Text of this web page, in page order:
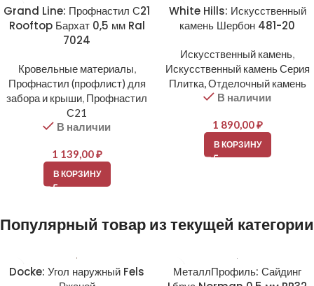
Grand Line: Профнастил С21
Rooftop Бархат 0,5 мм Ral
7024
Кровельные материалы,
Профнастил (профлист) для
забора и крыши, Профнастил
С21
В наличии
1 139,00₽
В КОРЗИНУ
White Hills: Искусственный
камень Шербон 481-20
Искусственный камень,
Искусственный камень Серия
Плитка, Отделочный камень
В наличии
1 890,00₽
В КОРЗИНУ
Популярный товар из текущей категории
Docke: Угол наружный Fels
МеталлПрофиль: Сайдинг